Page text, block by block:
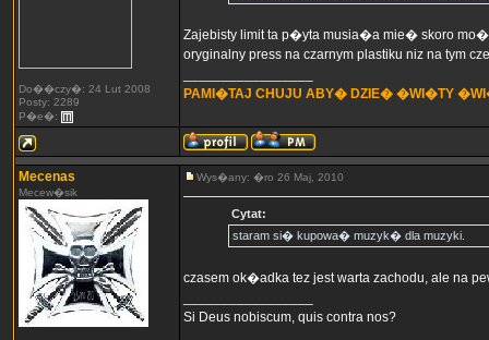
Do��czy�: 24 Lut 2008
Posty: 2289
P�e�:
Zajebisty limit ta p�yta musia�a mie� skoro
oryginalny press na czarnym plastiku niz na tym
PAMI�TAJ CHUJU ABY� DZIE� �WI�TY
Mecenas
Mecew�sik
Wys�any: �ro 26 Maj, 2010
Cytat:
staram si� kupowa� muzyk� dla muzyki.
czasem ok�adka tez jest warta zachodu, ale na
Si Deus nobiscum, quis contra nos?